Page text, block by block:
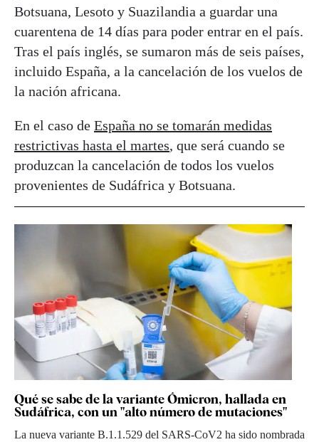
Botsuana, Lesoto y Suazilandia a guardar una
cuarentena de 14 días para poder entrar en el país.
Tras el país inglés, se sumaron más de seis países,
incluido España, a la cancelación de los vuelos de
la nación africana.
En el caso de España no se tomarán medidas
restrictivas hasta el martes, que será cuando se
produzcan la cancelación de todos los vuelos
provenientes de Sudáfrica y Botsuana.
Qué se sabe de la variante Ómicron, hallada en
Sudáfrica, con un "alto número de mutaciones"
La nueva variante B.1.1.529 del SARS-CoV2 ha sido nombrada